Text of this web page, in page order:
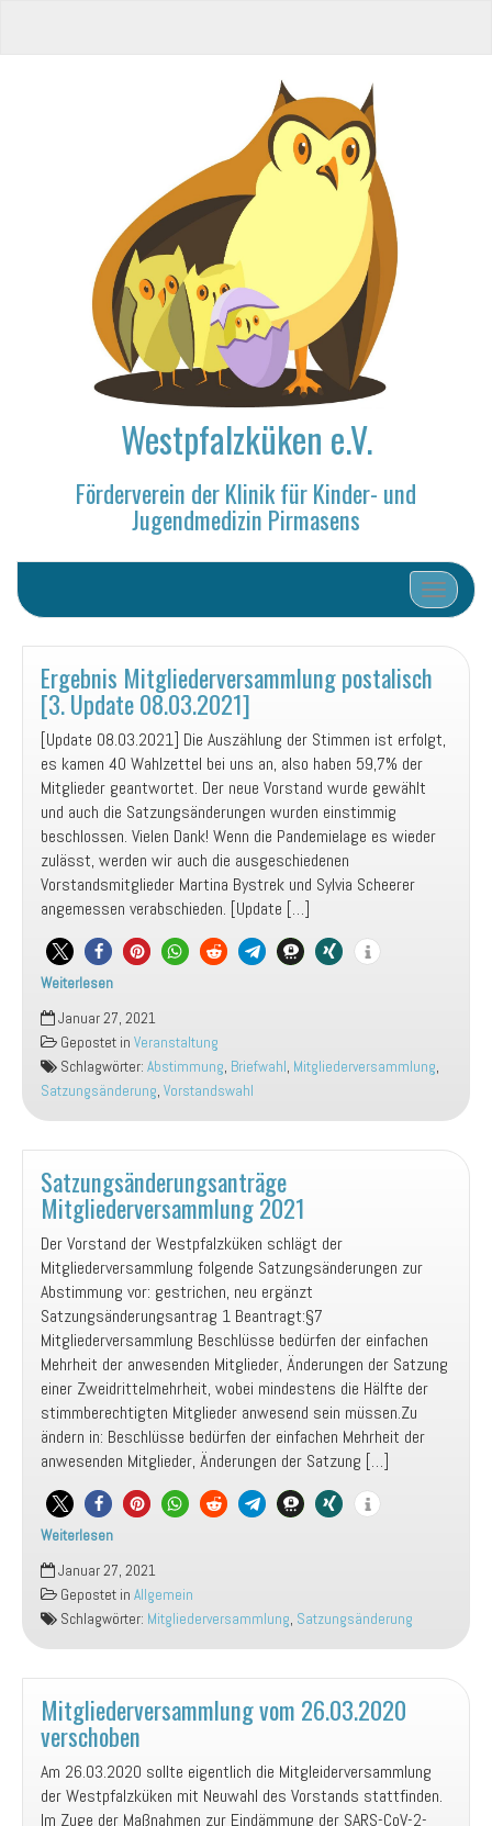
Westpfalzküken e.V.
Förderverein der Klinik für Kinder- und
Jugendmedizin Pirmasens
Schalte
Ergebnis Mitgliederversammlung postalisch
[3. Update 08.03.2021]
[Update 08.03.2021] Die Auszählung der Stimmen ist erfolgt,
es kamen 40 Wahlzettel bei uns an, also haben 59,7% der
Mitglieder geantwortet. Der neue Vorstand wurde gewählt
und auch die Satzungsänderungen wurden einstimmig
beschlossen. Vielen Dank! Wenn die Pandemielage es wieder
zulässt, werden wir auch die ausgeschiedenen
Vorstandsmitglieder Martina Bystrek und Sylvia Scheerer
angemessen verabschieden. [Update […]
Weiterlesen
Ergebnis
Mitgliederversammlung
postalisch
[3.
Update
08.03.2021]
Januar 27, 2021
Gepostet in Veranstaltung
Schlagwörter: Abstimmung, Briefwahl, Mitgliederversammlung,
Satzungsänderung, Vorstandswahl
Satzungsänderungsanträge
Mitgliederversammlung 2021
Der Vorstand der Westpfalzküken schlägt der
Mitgliederversammlung folgende Satzungsänderungen zur
Abstimmung vor: gestrichen, neu ergänzt
Satzungsänderungsantrag 1 Beantragt:§7
Mitgliederversammlung Beschlüsse bedürfen der einfachen
Mehrheit der anwesenden Mitglieder, Änderungen der Satzung
einer Zweidrittelmehrheit, wobei mindestens die Hälfte der
stimmberechtigten Mitglieder anwesend sein müssen.Zu
ändern in: Beschlüsse bedürfen der einfachen Mehrheit der
anwesenden Mitglieder, Änderungen der Satzung […]
Weiterlesen
Satzungsänderungsanträge
Mitgliederversammlung
2021
Januar 27, 2021
Gepostet in Allgemein
Schlagwörter: Mitgliederversammlung, Satzungsänderung
Mitgliederversammlung vom 26.03.2020
verschoben
Am 26.03.2020 sollte eigentlich die Mitgleiderversammlung
der Westpfalzküken mit Neuwahl des Vorstands stattfinden.
Im Zuge der Maßnahmen zur Eindämmung der SARS-CoV-2-